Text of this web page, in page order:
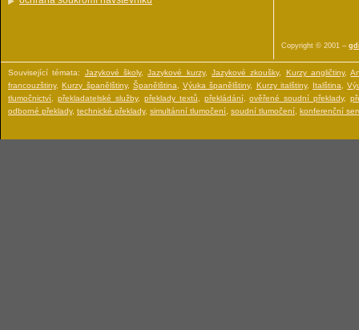
Copyright © 2001 –
Související témata: Jazykové školy,Jazykové kurzy,Jazykové zkoušky, Kurzy angličtiny,
francouzštiny,Kurzy španělštiny, Španělština Výuka španělštiny, Kurzy italštiny, Italština ,
tlumočnictví
překladatelské služby, překlady textů překládání,ověřené soudní překlady,
odborné překlady, technické překlady, simultánní tlumočení soudní tlumočení konferenční